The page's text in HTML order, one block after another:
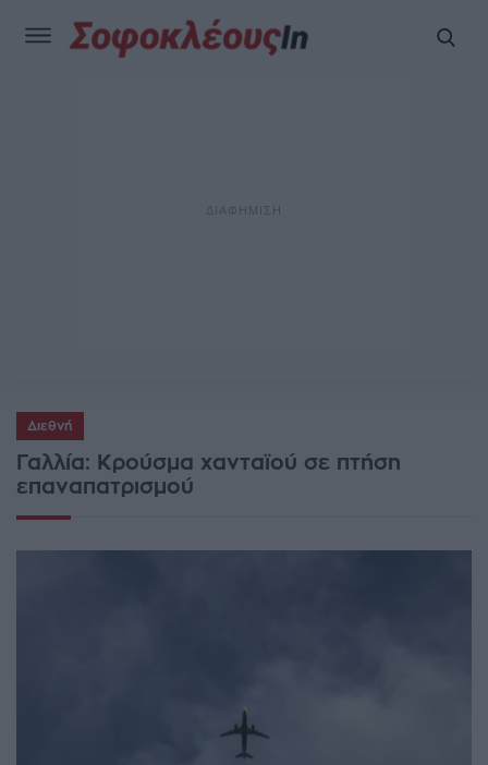
Διεθνή
Γαλλία: Κρούσμα χανταϊού σε πτήση
επαναπατρισμού